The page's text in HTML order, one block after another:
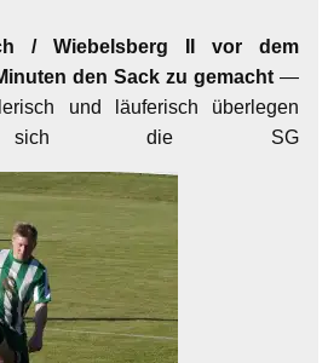
/ Wiebelsberg II vor dem
den Sack zu gemacht —
und läuferisch überlegen
sich die SG